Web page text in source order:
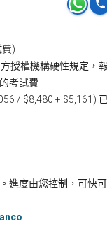
phone
費)
授權機構硬性規定，報
考試費
/ $8,480 + $5,161)
進度由您控制，可快可